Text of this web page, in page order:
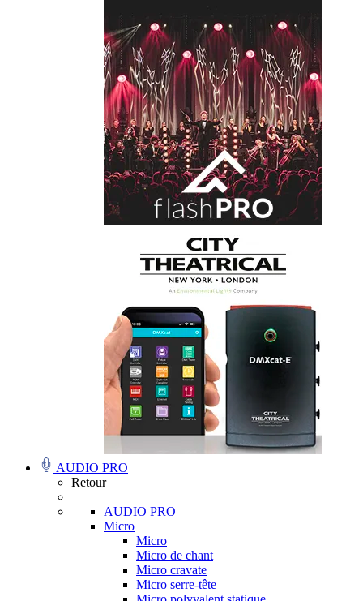
AUDIO PRO
Retour
AUDIO PRO
Micro
Micro
Micro de chant
Micro cravate
Micro serre-tête